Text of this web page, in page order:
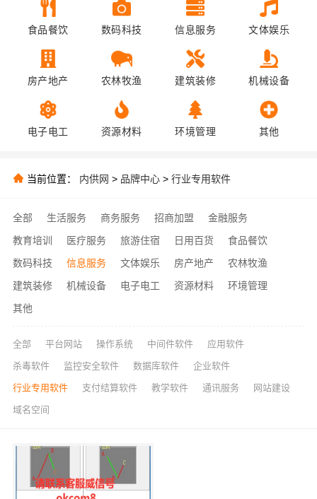
食品餐饮 数码科技 信息服务 文体娱乐
房产地产 农林牧渔 建筑装修 机械设备
电子电工 资源材料 环境管理 其他
当前位置： 内供网 > 品牌中心 > 行业专用软件
全部 生活服务 商务服务 招商加盟
金融服务
教育培训
医疗服务 旅游住宿 日用百货
食品餐饮
数码科技
信息服务 文体娱乐 房产地产
农林牧渔
建筑装修
机械设备 电子电工 资源材料
环境管理
其他
全部 平台网站 操作系统 中间件软件 应用软件
杀毒软件 监控安全软件 数据库软件 企业软件
行业专用软件 支付结算软件 教学软件 通讯服务 网站建设
域名空间